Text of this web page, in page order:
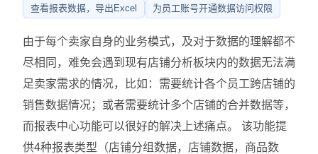
查看报表数据，导出Excel
为员工账号开通数据访问权限
由于每个卖家自身的业务模式，及对于数据的理解都不
尽相同，难免会遇到现有店铺分析板块内的数据无法满
足卖家需求的情况，比如：需要统计各个员工跨店铺的
销售数据情况；或者需要统计多个店铺的合并数据等，
而报表中心功能可以很好的解决上述痛点。 该功能提
供4种报表类型（店铺分组数据，店铺数据，商品数